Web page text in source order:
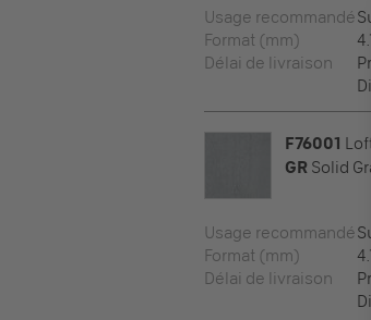
Usage recommandé
Format (mm)
Délai de livraison
F76001
GR Solid
Usage recommandé
Format (mm)
Délai de livraison